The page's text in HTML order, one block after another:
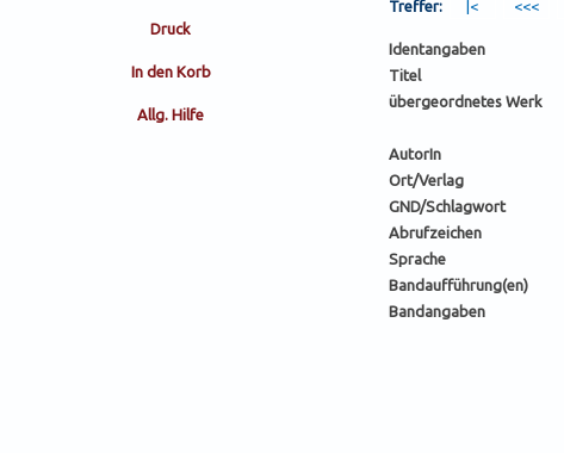
Treffer:
Identangaben
Titel
übergeordnetes Werk
AutorIn
Ort/Verlag
GND/Schlagwort
Abrufzeichen
Sprache
Bandaufführung(en)
Bandangaben